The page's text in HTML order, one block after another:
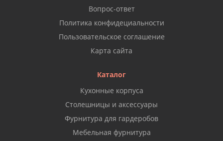
Вопрос-ответ
Политика конфидециальности
Пользовательское соглашение
Карта сайта
Каталог
Кухонные корпуса
Столешницы и аксессуары
Фурнитура для гардеробов
Мебельная фурнитура